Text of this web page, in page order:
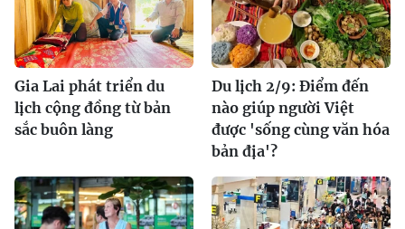
Gia Lai phát triển du
lịch cộng đồng từ bản
sắc buôn làng
Du lịch 2/9: Điểm đến
nào giúp người Việt
được 'sống cùng văn hóa
bản địa'?